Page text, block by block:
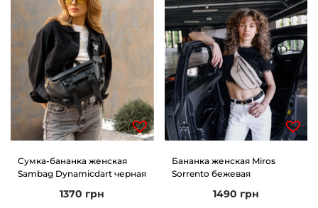
Сумка-бананка женская
Sambag Dynamicdart черная
1370 грн
Бананка женская Miros
Sorrento бежевая
1490 грн